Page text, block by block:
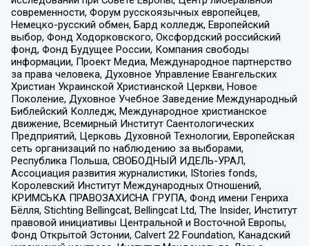
современности, Форум русскоязычных европейцев,
Немецко-русский обмен, Бард колледж, Европейский
выбор, Фонд Ходорковского, Оксфордский российский
фонд, Фонд Будущее России, Компания свободы
информации, Проект Медиа, Международное партнерство
за права человека, Духовное Управление Евангельских
Христиан Украинской Христианской Церкви, Новое
Поколение, Духовное Учебное Заведение Международный
Библейский Колледж, Международное христианское
движение, Всемирный Институт Саентологических
Предприятий, Церковь Духовной Технологии, Европейская
сеть организаций по наблюдению за выборами,
Республика Польша, СВОБОДНЫЙ ИДЕЛЬ-УРАЛ,
Ассоциация развития журналистики, IStories fonds,
Королевский Институт Международных Отношений,
КРИМСЬКА ПРАВОЗАХИСНА ГРУПА, Фонд имени Генриха
Бёлля, Stichting Bellingcat, Bellingcat Ltd, The Insider, Институт
правовой инициативы Центральной и Восточной Европы,
Фонд Открытой Эстонии, Calvert 22 Foundation, Канадский